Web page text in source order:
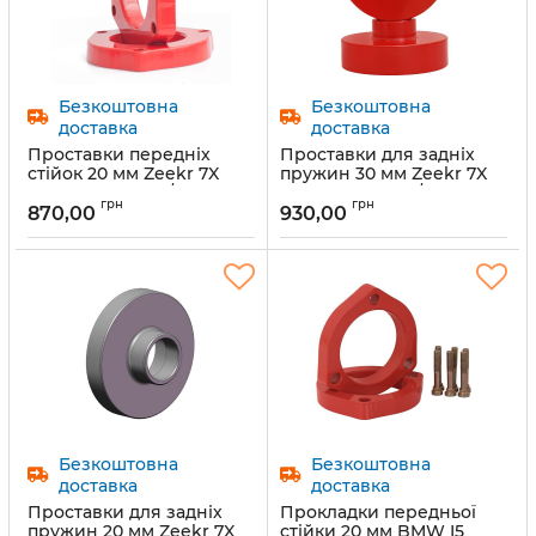
Безкоштовна
доставка
Проставки передніх
стійок 20 мм Zeekr 7X
2024- (1077-15-02/20)
Артикул: 1077-15-02/20
870,00 грн
Безкоштовна
доставка
Проставки для задніх
пружин 30 мм Zeekr 7X
2024- (1077-15-01/30)
Артикул: 1077-15-01/30
930,00 грн
Безкоштовна
доставка
Проставки для задніх
пружин 20 мм Zeekr 7X
Безкоштовна
доставка
Прокладки передньої
стійки 20 мм BMW I5